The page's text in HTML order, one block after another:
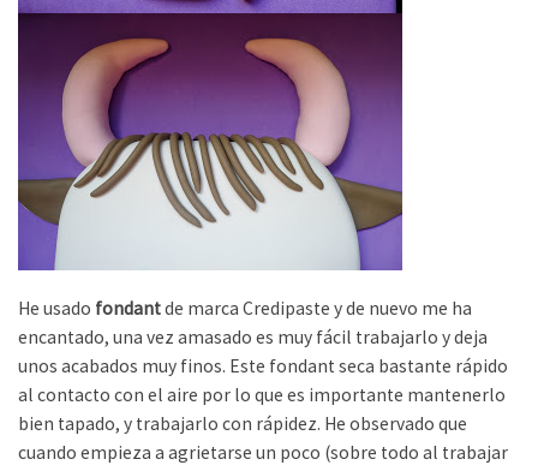
He usado fondantde marca Credipaste y de nuevo me ha
encantado, una vez amasado es muy fácil trabajarlo y deja
unos acabados muy finos. Este fondant seca bastante rápido
al contacto con el aire por lo que es importante mantenerlo
bien tapado, y trabajarlo con rápidez. He observado que
cuando empieza a agrietarse un poco (sobre todo al trabajar